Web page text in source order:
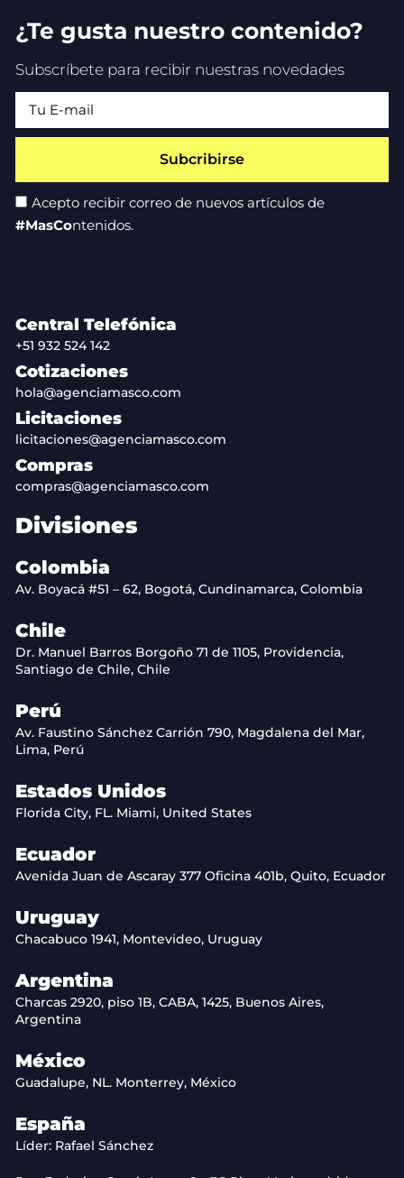
¿Te gusta nuestro contenido?
Subscríbete para recibir nuestras novedades
Acepto recibir correo de nuevos artículos de
#MasContenidos.
Subcribirse
Central Telefónica
+51 932 524 142
Cotizaciones
hola@agenciamasco.com
Licitaciones
licitaciones@agenciamasco.com
Compras
compras@agenciamasco.com
Divisiones
Colombia
Av. Boyacá #51 – 62, Bogotá, Cundinamarca, Colombia
Chile
Dr. Manuel Barros Borgoño 71 de 1105, Providencia,
Santiago de Chile, Chile
Perú
Av. Faustino Sánchez Carrión 790, Magdalena del Mar,
Lima, Perú
Estados Unidos
Florida City, FL. Miami, United States
Ecuador
Avenida Juan de Ascaray 377 Oficina 401b, Quito, Ecuador
Uruguay
Chacabuco 1941, Montevideo, Uruguay
Argentina
Charcas 2920, piso 1B, CABA, 1425, Buenos Aires,
Argentina
México
Guadalupe, NL. Monterrey, México
España
Líder: Rafael Sánchez